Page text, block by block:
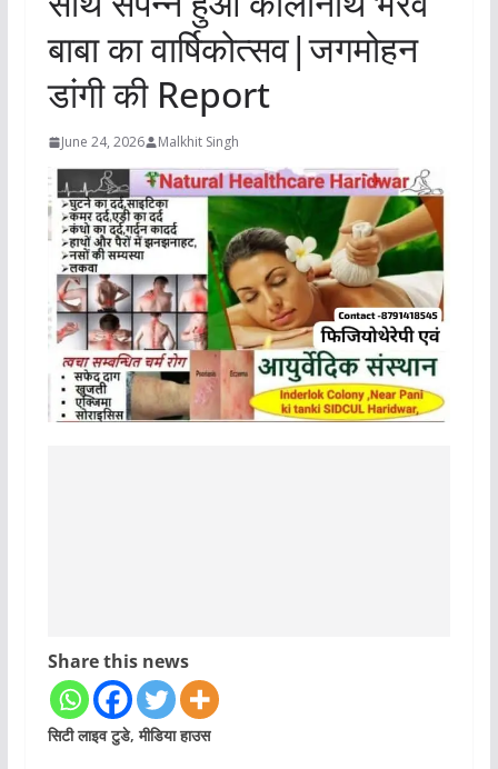
बाबा का वार्षिकोत्सव|जगमोहन
डांगी की Report
June 24, 2026 Malkhit Singh
Share this news
सिटी लाइव टुडे, मीडिया हाउस